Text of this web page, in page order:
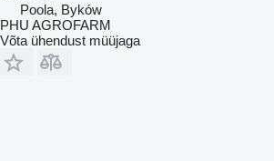
Poola, Byków
PHU AGROFARM
Võta ühendust müüjaga